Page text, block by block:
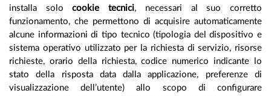
installa solocookie tecnici, necessari al suo
funzionamento, che permettono di acquisire
alcune informazioni di tipo tecnico (tipologia del
sistema operativo utilizzato per la richiesta di servizio,
richieste, orario della richiesta, codice numerico indicante
stato della risposta data dalla applicazione, preferenze
visualizzazione dell’utente) allo scopo di